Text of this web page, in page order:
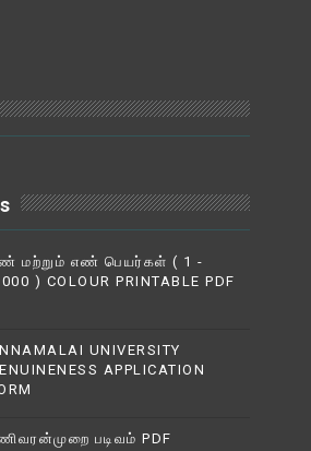
மற்றும் எண் பெயர்கள் ( 1 -
) COLOUR PRINTABLE PDF
UNIVERSITY
APPLICATION
படிவம் PDF